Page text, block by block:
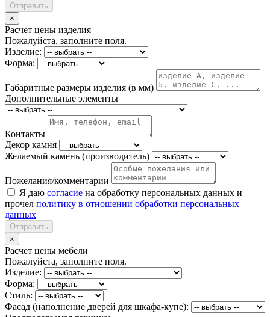
Отправить
×
Расчет цены изделия
Пожалуйста, заполните поля.
Изделие:
Форма:
Габаритные размеры изделия (в мм)
Дополнительные элементы
Контакты
Декор камня
Желаемый камень (производитель)
Пожелания/комментарии
Я даю согласие на обработку персональных данных и
прочел политику в отношении обработки персональных
данных
Отправить
×
Расчет цены мебели
Пожалуйста, заполните поля.
Изделие:
Форма:
Стиль:
Фасад (наполнение дверей для шкафа-купе):